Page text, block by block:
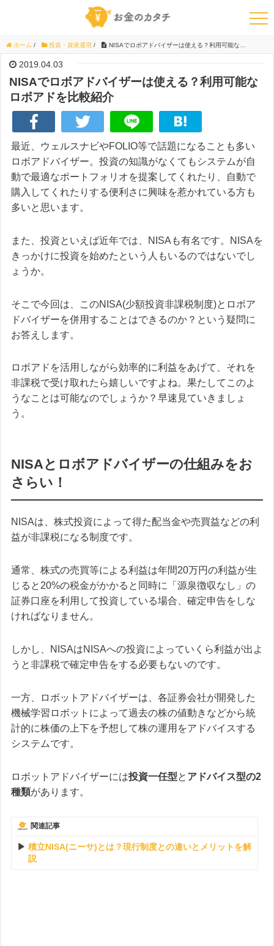
ホーム / 投資・資産運用 / NISAでロボアドバイザーは使える？利用可能なロボアドを比較紹介
2019.04.03
NISAでロボアドバイザーは使える？利用可能な
ロボアドを比較紹介
最近、ウェルスナビやFOLIO等で話題になることも多い
ロボアドバイザー。投資の知識がなくてもシステムが自
動で最適なポートフォリオを提案してくれたり、自動で
購入してくれたりする便利さに興味を惹かれている方も
多いと思います。
また、投資といえば近年では、NISAも有名です。NISAを
きっかけに投資を始めたという人もいるのではないでし
ょうか。
そこで今回は、このNISA(少額投資非課税制度)とロボア
ドバイザーを併用することはできるのか？という疑問に
お答えします。
ロボアドを活用しながら効率的に利益をあげて、それを
非課税で受け取れたら嬉しいですよね。果たしてこのよ
うなことは可能なのでしょうか？早速見ていきましょ
う。
NISAとロボアドバイザーの仕組みをお
さらい！
NISAは、株式投資によって得た配当金や売買益などの利
益が非課税になる制度です。
通常、株式の売買等による利益は年間20万円の利益が生
じると20%の税金がかかると同時に「源泉徴収なし」の
証券口座を利用して投資している場合、確定申告をしな
ければなりません。
しかし、NISAはNISAへの投資によっていくら利益が出よ
うと非課税で確定申告をする必要もないのです。
一方、ロボットアドバイザーは、各証券会社が開発した
機械学習ロボットによって過去の株の値動きなどから統
計的に株価の上下を予想して株の運用をアドバイスする
システムです。
ロボットアドバイザーには投資一任型と アドバイス型の2
種類があります。
関連記事
積立NISA(ニーサ)とは？現行制度との違いとメリットを解
説